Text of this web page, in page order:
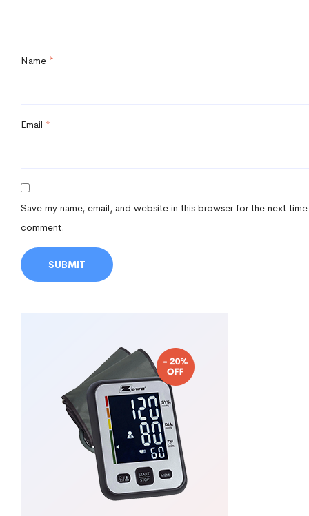
Name *
Email *
Save my name, email, and website in this browser for the next
comment.